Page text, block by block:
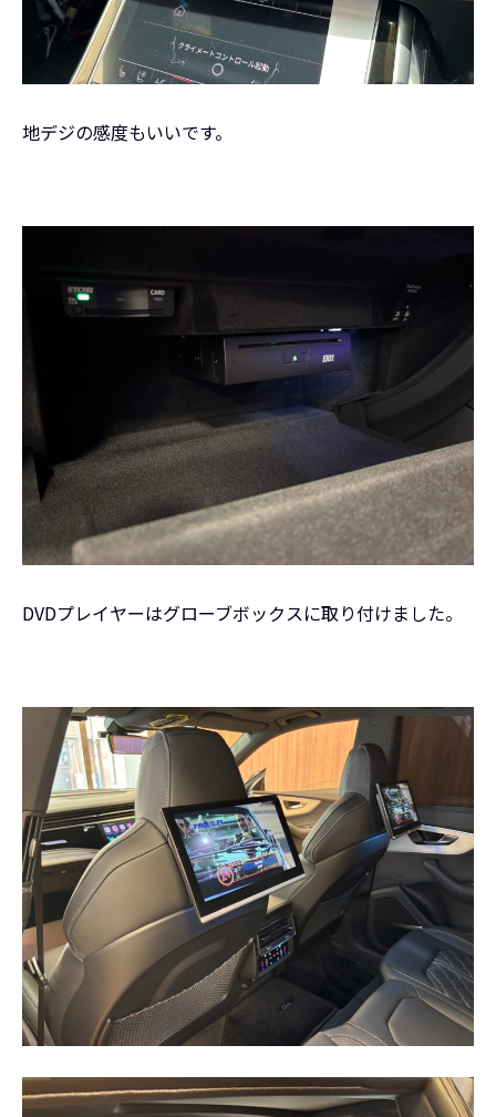
地デジの感度もいいです。
DVDプレイヤーはグローブボックスに取り付けました。